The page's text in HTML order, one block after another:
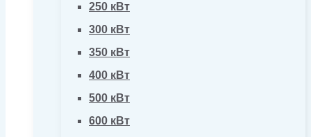
250 кВт
300 кВт
350 кВт
400 кВт
500 кВт
600 кВт